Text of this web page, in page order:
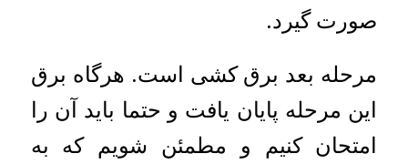
صورت گیرد.
مرحله بعد برق کشی است. هرگاه برق
این مرحله پایان یافت و حتما باید آن را
امتحان کنیم و مطمئن شویم که به